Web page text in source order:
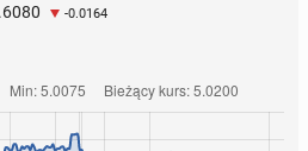
-0.0164